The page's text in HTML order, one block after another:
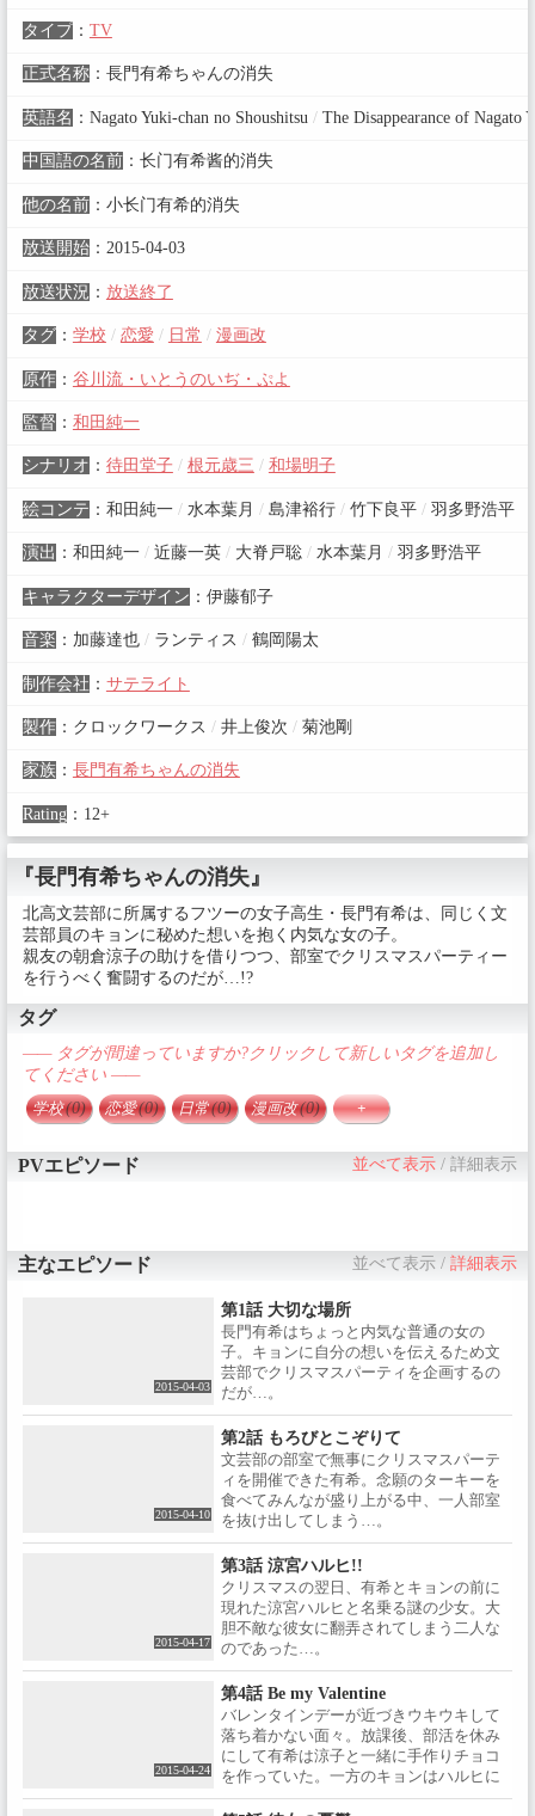
タイプ： TV
正式名称： 長門有希ちゃんの消失
英語名 ： Nagato Yuki-chan no Shoushitsu /The Disappearance of Nagato
中国語の名前： 长门有希酱的消失
他の名前： 小长门有希的消失
放送開始： 2015-04-03
放送状況 ： 放送終了
タグ： 学校 / 恋愛 / 日常 / 漫画改
原作： 谷川流・いとうのいぢ・ぷよ
監督 ： 和田純一
シナリオ ： 待田堂子 / 根元歳三 / 和場明子
絵コンテ ： 和田純一 /水本葉月 /島津裕行 /竹下良平 /羽多野浩平
演出 ： 和田純一 /近藤一英 /大脊戸聡 /水本葉月 /羽多野浩平
キャラクターデザイン ： 伊藤郁子
音楽 ： 加藤達也 /ランティス /鶴岡陽太
制作会社 ： サテライト
製作： クロックワークス /井上俊次 /菊池剛
家族： 長門有希ちゃんの消失
Rating： 12+
『長門有希ちゃんの消失』
北高文芸部に所属するフツーの女子高生・長門有希は、同じく文
芸部員のキョンに秘めた想いを抱く内気な女の子。
親友の朝倉涼子の助けを借りつつ、部室でクリスマスパーティー
を行うべく奮闘するのだが…!?
タグ
—— タグが間違っていますか?クリックして新しいタグを追加し
てください ——
学校(0) 恋愛(0) 日常(0) 漫画改(0) +
PVエピソード 並べて表示 /詳細表示
主なエピソード 並べて表示 /詳細表示
2015-04-03
第1話 大切な場所
長門有希はちょっと内気な普通の女の
子。キョンに自分の想いを伝えるため文
芸部でクリスマスパーティを企画するの
だが…。
2015-04-10
第2話 もろびとこぞりて
文芸部の部室で無事にクリスマスパーテ
ィを開催できた有希。念願のターキーを
食べてみんなが盛り上がる中、一人部室
を抜け出してしまう…。
2015-04-17
第3話 涼宮ハルヒ!!
クリスマスの翌日、有希とキョンの前に
現れた涼宮ハルヒと名乗る謎の少女。大
胆不敵な彼女に翻弄されてしまう二人な
のであった…。
2015-04-24
第4話 Be my Valentine
バレンタインデーが近づきウキウキして
落ち着かない面々。放課後、部活を休み
にして有希は涼子と一緒に手作りチョコ
を作っていた。一方のキョンはハルヒに
連れ出され…。